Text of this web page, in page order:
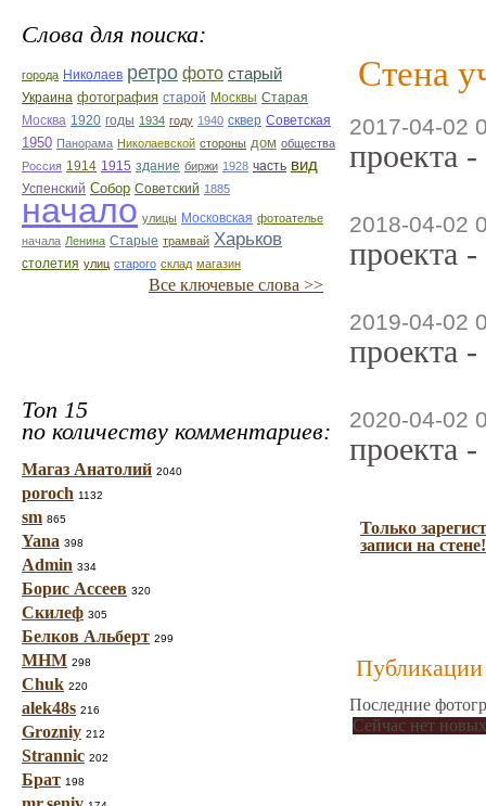
Слова для поиска:
города Николаев ретро фото старый
Украина фотография старой Москвы Старая
Москва 1920 годы 1934 году 1940 сквер Советская
1950 Панорама Николаевской стороны дом общества
Россия 1914 1915 здание биржи 1928 часть вид
Успенский Собор Советский 1885
начало улицы Московская фотоателье
начала Ленина Старые трамвай Харьков
столетия улиц старого склад магазин
Все ключевые слова >>
Топ 15
по количеству комментариев:
Магаз Анатолий 2040
poroch 1132
sm 865
Yana 398
Admin 334
Борис Ассеев 320
Скилеф 305
Белков Альберт 299
МНМ 298
Chuk 220
alek48s 216
Grozniy 212
Strannic 202
Брат 198
Стена
2017-04-02
проекта
2018-04-02
проекта
2019-04-02
проекта
2020-04-02
проекта
Только
записи на стене!
Публикации
Последние
Сейчас нет